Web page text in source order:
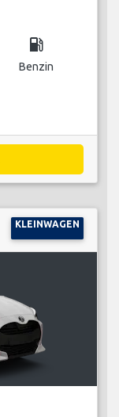
local_gas_station
Benzin
KLEINWAGEN